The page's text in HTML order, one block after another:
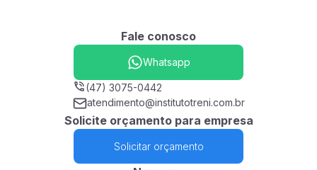
Fale conosco
Whatsapp
(47) 3075-0442
atendimento@institutotreni.com.br
Solicite orçamento para empresa
Solicitar orçamento